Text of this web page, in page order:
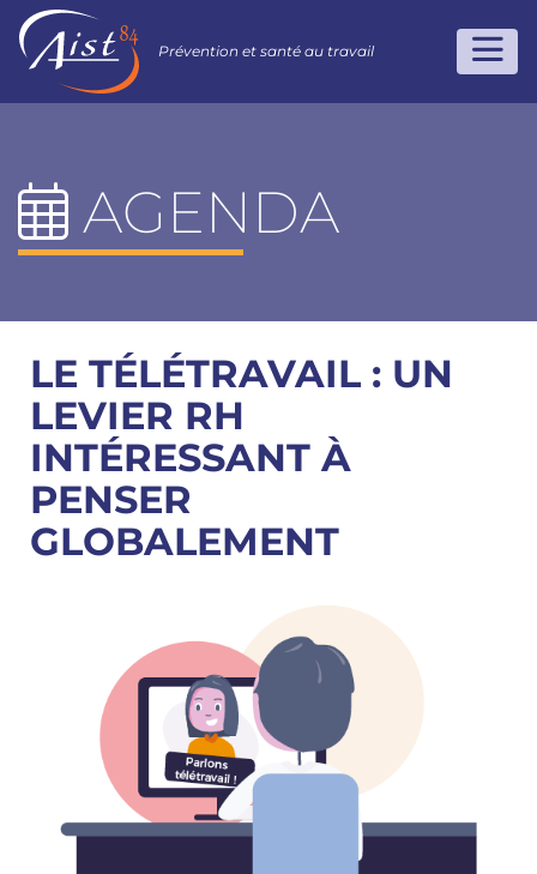
Prévention et santé au travail
AGENDA
LE TÉLÉTRAVAIL : UN
LEVIER RH
INTÉRESSANT À
PENSER
GLOBALEMENT